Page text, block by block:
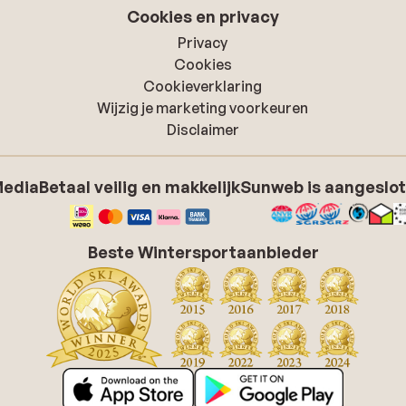
Cookies en privacy
Privacy
Cookies
Cookieverklaring
Wijzig je marketing voorkeuren
Disclaimer
Betaal veilig en makkelijkSunweb is
Beste Wintersportaanbieder